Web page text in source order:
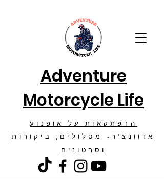
Adventure
Motorcycle Life
הרפתקאות על אופנוע
אדוונצ'ר- מסלולים, ביקורות
וסרטונים